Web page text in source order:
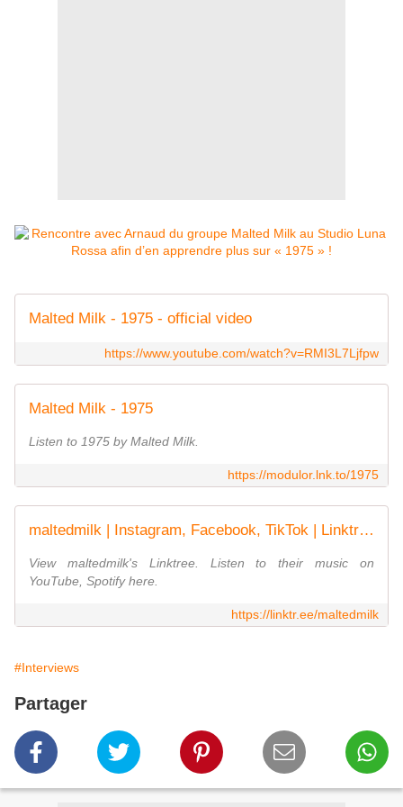
Malted Milk - 1975 - official video
https://www.youtube.com/watch?v=RMI3L7Ljfpw
Malted Milk - 1975
Listen to 1975 by Malted Milk.
https://modulor.lnk.to/1975
maltedmilk | Instagram, Facebook, TikTok | Linktree
View maltedmilk's Linktree. Listen to their music on
YouTube, Spotify here.
https://linktr.ee/maltedmilk
#Interviews
Partager